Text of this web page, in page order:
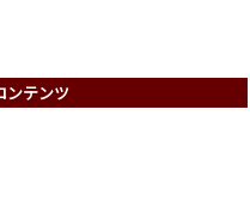
ンテンツ